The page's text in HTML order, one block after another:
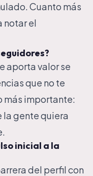
Cuanto más
notar el
aporta valor se
que no te
más importante:
la gente quiera
inicial a la
del perfil con